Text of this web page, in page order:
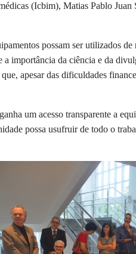
(Icbim), Matias Pablo Juan
possam ser utilizados
importância da ciência e da
apesar das dificuldades
um acesso transparente a
possa usufruir de todo o